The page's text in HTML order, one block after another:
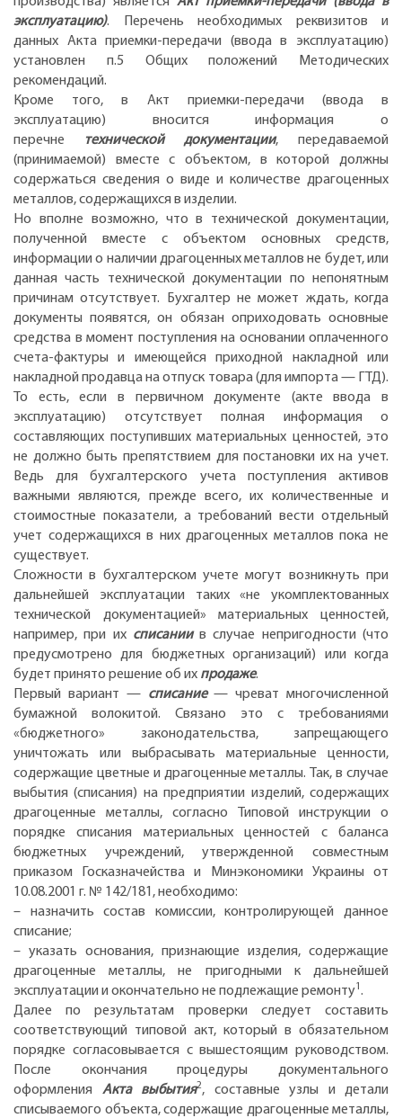
эксплуатацию). Перечень необходимых реквизитов и
данных Акта приемки-передачи (ввода в эксплуатацию)
установлен п.5 Общих положений Методических
рекомендаций.
Кроме того, в Акт приемки-передачи (ввода в
эксплуатацию) вносится информация о
перечне
технической документации, передаваемой
(принимаемой) вместе с объектом, в которой должны
содержаться сведения о виде и количестве драгоценных
металлов, содержащихся в изделии.
Но вполне возможно, что в технической документации,
полученной вместе с объектом основных средств,
информации о наличии драгоценных металлов не будет, или
данная часть технической документации по непонятным
причинам отсутствует. Бухгалтер не может ждать, когда
документы появятся, он обязан оприходовать основные
средства в момент поступления на основании оплаченного
счета-фактуры и имеющейся приходной накладной или
накладной продавца на отпуск товара (для импорта — ГТД).
То есть, если в первичном документе (акте ввода в
эксплуатацию) отсутствует полная информация о
составляющих поступивших материальных ценностей, это
не должно быть препятствием для постановки их на учет.
Ведь для бухгалтерского учета поступления активов
важными являются, прежде всего, их количественные и
стоимостные показатели, а требований вести отдельный
учет содержащихся в них драгоценных металлов пока не
существует.
Сложности в бухгалтерском учете могут возникнуть при
дальнейшей эксплуатации таких «не укомплектованных
технической документацией» материальных ценностей,
например, при их списаниив случае непригодности (что
предусмотрено для бюджетных организаций) или когда
будет принято решение об их продаже.
Первый вариант — списание— чреват многочисленной
бумажной волокитой. Связано это с требованиями
«бюджетного» законодательства, запрещающего
уничтожать или выбрасывать материальные ценности,
содержащие цветные и драгоценные металлы. Так, в случае
выбытия (списания) на предприятии изделий, содержащих
драгоценные металлы, согласно Типовой инструкции о
порядке списания материальных ценностей с баланса
бюджетных учреждений, утвержденной совместным
приказом Госказначейства и Минэкономики Украины от
10.08.2001 г. № 142/181, необходимо:
– назначить состав комиссии, контролирующей данное
списание;
– указать основания, признающие изделия, содержащие
драгоценные металлы, не пригодными к дальнейшей
эксплуатации и окончательно не подлежащие ремонту1 .
Далее по результатам проверки следует составить
соответствующий типовой акт, который в обязательном
порядке согласовывается с вышестоящим руководством.
После окончания процедуры документального
оформления Акта выбытия2, составные узлы и детали
списываемого объекта, содержащие драгоценные металлы,